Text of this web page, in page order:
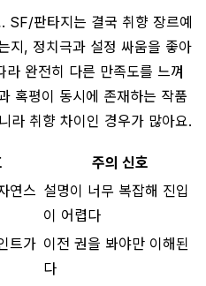
SF/판타지는 결국 취향 장르예
지, 정치극과 설정 싸움을 좋아
완전히 다른 만족도를 느껴
혹평이 동시에 존재하는 작품
라 취향 차이인 경우가 많아요.
주의 신호
연스 설명이 너무 복잡해 진입
이 어렵다
트가 이전 권을 봐야만 이해된
다